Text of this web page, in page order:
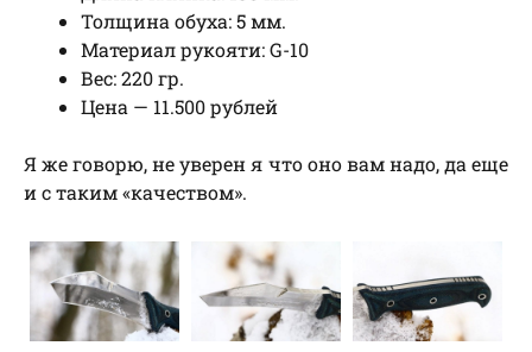
Толщина обуха: 5 мм.
Материал рукояти: G-10
Вес: 220 гр.
Цена — 11.500 рублей
Я же говорю, не уверен я что оно вам надо, да еще
и с таким «качеством».